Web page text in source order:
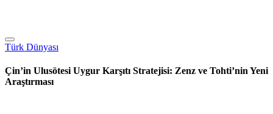
Türk Dünyası
Çin’in Ulusötesi Uygur Karşıtı Stratejisi: Zenz ve Tohti’nin Yeni
Araştırması